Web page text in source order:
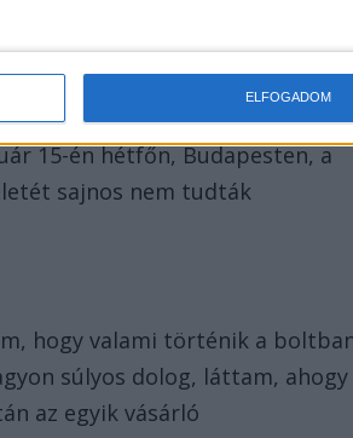
ELFOGADOM
megerősítette a Borsnak, és
15-én hétfőn, Budapesten, a
sajnos nem tudták
hogy valami történik a
súlyos dolog, láttam, ahogy
az egyik vásárló